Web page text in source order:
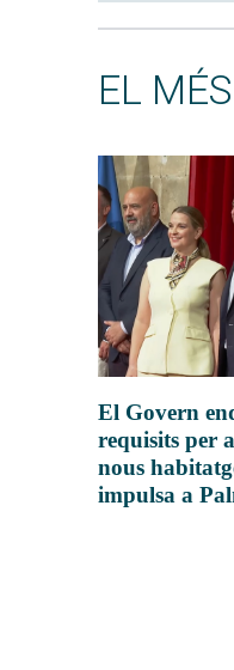
EL
El Govern
requisits per
nous
impulsa a